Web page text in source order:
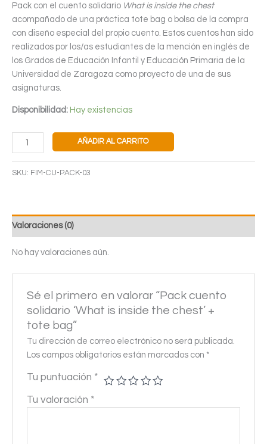
Pack con el cuento solidario What is inside the chest
acompañado de una práctica tote bag o bolsa de la compra
con diseño especial del propio cuento. Estos cuentos han sido
realizados por los/as estudiantes de la mención en inglés de
los Grados de Educación Infantil y Educación Primaria de la
Universidad de Zaragoza como proyecto de una de sus
asignaturas.
Disponibilidad: Hay existencias
Pack
cuento
the
+
bag
AÑADIR AL CARRITO
SKU: FIM-CU-PACK-03
Valoraciones (0)
No hay valoraciones aún.
Sé el primero en valorar “Pack cuento
solidario ‘What is inside the chest’ +
tote bag”
Tu dirección de correo electrónico no será publicada.
Los campos obligatorios están marcados con *
Tu puntuación *
Tu valoración *